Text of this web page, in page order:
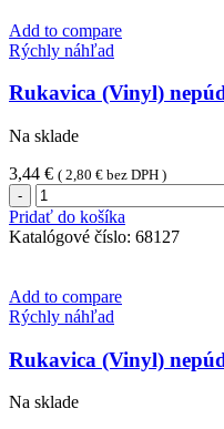
`XL`
[100
ks]
Add to compare
Rýchly náhľad
Rukavica (Vinyl)
Na sklade
3,44 € ( 2,80 € bez DPH )
množstvo
Rukavica
(Vinyl)
nepúdrovaná
`L`
[100
ks]
Pridať do košíka
Katalógové číslo: 68127
Add to compare
Rýchly náhľad
Rukavica (Vinyl)
Na sklade